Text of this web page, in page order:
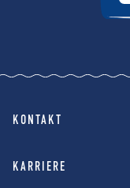
KONTAKT
KARRIERE